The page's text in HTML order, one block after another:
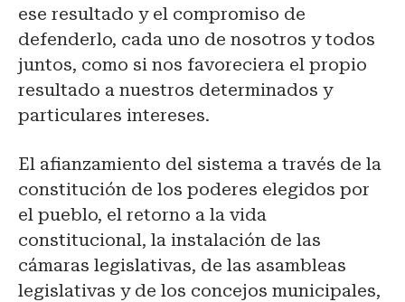
ese resultado y el compromiso de
defenderlo, cada uno de nosotros y todos
juntos, como si nos favoreciera el propio
resultado a nuestros determinados y
particulares intereses.
El afianzamiento del sistema a través de la
constitución de los poderes elegidos por
el pueblo, el retorno a la vida
constitucional, la instalación de las
cámaras legislativas, de las asambleas
legislativas y de los concejos municipales,